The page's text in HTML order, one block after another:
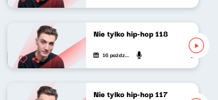
Nie tylko hip-hop 118
16 października 2022 Mateusz
Nie tylko hip-hop 117